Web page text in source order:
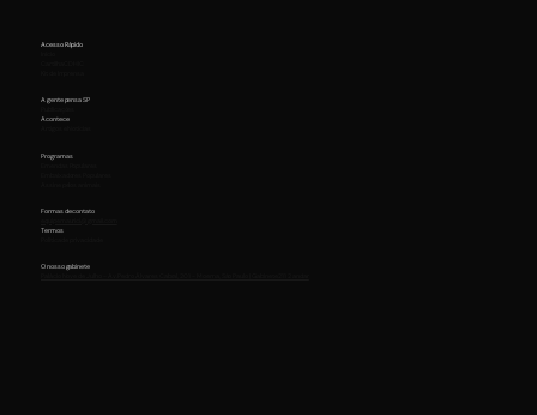
Acesso Rápido
A gente pensa SP
Acontece
Programas
Formas de contato
Termos
O nosso gabinete